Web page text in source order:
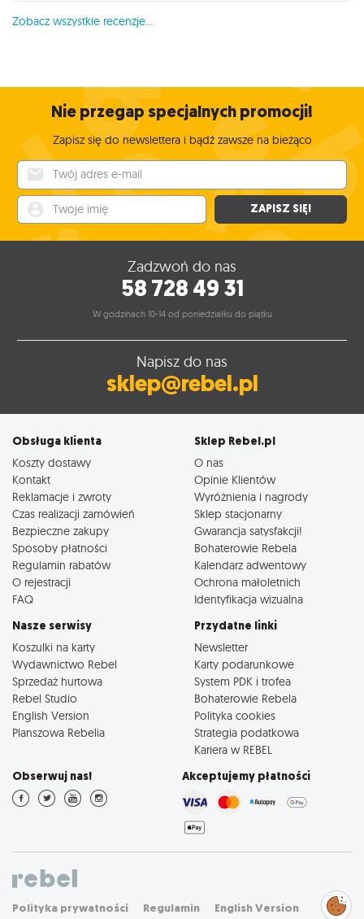
Zobacz wszystkie recenzje...
Nie przegap specjalnych promocji!
Zapisz się do newslettera i bądź zawsze na bieżąco
ZAPISZ SIĘ!
Zadzwoń do nas
58 728 49 31
W godzinach 10-14 od poniedziałku do piątku
Napisz do nas
sklep@rebel.pl
Obsługa klienta
Koszty dostawy
Kontakt
Reklamacje i zwroty
Czas realizacji zamówień
Bezpieczne zakupy
Sposoby płatności
Regulamin rabatów
O rejestracji
FAQ
Sklep Rebel.pl
O nas
Opinie Klientów
Wyróżnienia i nagrody
Sklep stacjonarny
Gwarancja satysfakcji!
Bohaterowie Rebela
Kalendarz adwentowy
Ochrona małoletnich
Identyfikacja wizualna
Nasze serwisy
Koszulki na karty
Wydawnictwo Rebel
Sprzedaż hurtowa
Rebel Studio
English Version
Planszowa Rebelia
Przydatne linki
Newsletter
Karty podarunkowe
System PDK i trofea
Bohaterowie Rebela
Polityka cookies
Strategia podatkowa
Kariera w REBEL
Obserwuj nas! Akceptujemy płatności
Polityka prywatności Regulamin English Version
Zarządzaj
preferencjami
cookies